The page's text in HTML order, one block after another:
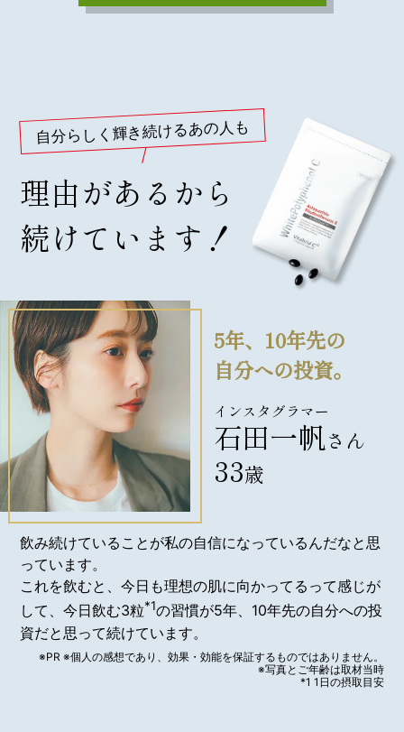
自分らしく輝き続けるあの人も
理由があるから
続けています！
5年、10年先の
自分への投資。
インスタグラマー
石田一帆さん
33歳
飲み続けていることが私の自信になっているんだなと思
っています。
これを飲むと、今日も理想の肌に向かってるって感じが
して、今日飲む3粒*1の習慣が5年、10年先の自分への投
資だと思って続けています。
※PR ※個人の感想であり、効果・効能を保証するものではありません。
※写真とご年齢は取材当時
*1 1日の摂取目安